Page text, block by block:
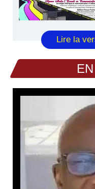
Lire la